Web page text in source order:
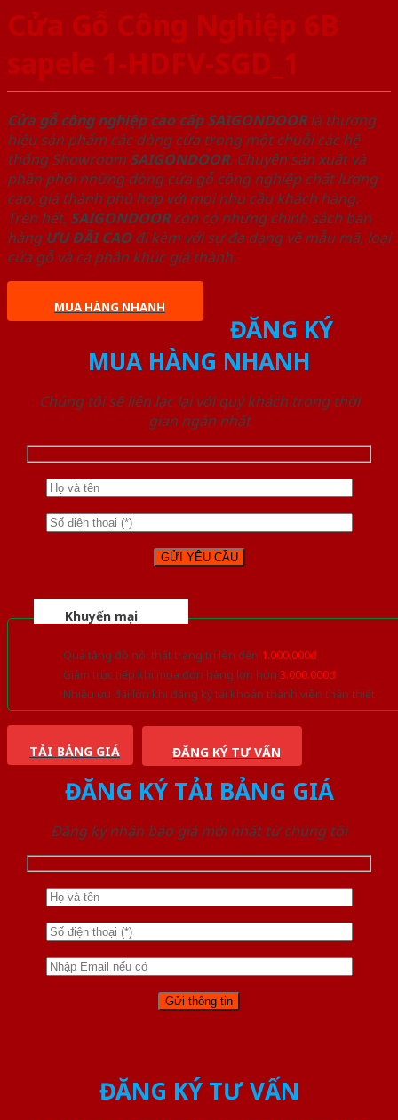
Cửa Gỗ Công Nghiệp 6B
sapele 1-HDFV-SGD_1
Cửa gỗ công nghiệp cao cấp SAIGONDOORlà thương
hiệu sản phẩm các dòng cửa trong một chuỗi các hệ
thống Showroom SAIGONDOOR. Chuyên sản xuất và
phân phối những dòng cửa gỗ công nghiệp chất lượng
cao, giá thành phù hợp với mọi nhu cầu khách hàng.
Trên hết, SAIGONDOORcòn có những chính sách bán
hàng ƯU ĐÃI CAOđi kèm với sự đa dạng về mẫu mã, loại
cửa gỗ và cả phân khúc giá thành.
MUA HÀNG NHANH
ĐĂNG KÝ
MUA HÀNG NHANH
Chúng tôi sẽ liên lạc lại với quý khách trong thời
gian ngắn nhất
Khuyến mại
Quà tặng đồ nội thất trang trí lên đến 1.000.000đ
Giảm trực tiếp khi mua đơn hàng lớn hơn 3.000.000đ
Nhiều ưu đãi lớn khi đăng ký tài khoản thành viên thân thiết
TẢI BẢNG GIÁ ĐĂNG KÝ TƯ VẤN
ĐĂNG KÝ TẢI BẢNG GIÁ
Đăng ký nhận báo giá mới nhất từ chúng tôi
ĐĂNG KÝ TƯ VẤN